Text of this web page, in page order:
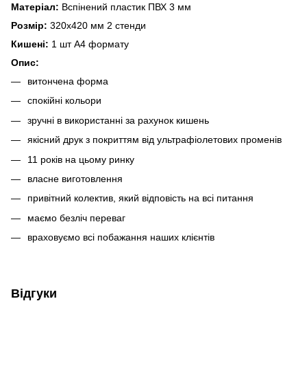
Матеріал: Вспінений пластик ПВХ 3 мм
Розмір: 320х420 мм 2 стенди
Кишені: 1 шт А4 формату
Опис:
витончена форма
спокійні кольори
зручні в використанні за рахунок кишень
якісний друк з покриттям від ультрафіолетових променів
11 років на цьому ринку
власне виготовлення
привітний колектив, який відповість на всі питання
маємо безліч переваг
враховуємо всі побажання наших клієнтів
Відгуки